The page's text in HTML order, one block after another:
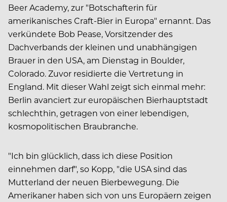
Beer Academy, zur "Botschafterin für
amerikanisches Craft-Bier in Europa" ernannt. Das
verkündete Bob Pease, Vorsitzender des
Dachverbands der kleinen und unabhängigen
Brauer in den USA, am Dienstag in Boulder,
Colorado. Zuvor residierte die Vertretung in
England. Mit dieser Wahl zeigt sich einmal mehr:
Berlin avanciert zur europäischen Bierhauptstadt
schlechthin, getragen von einer lebendigen,
kosmopolitischen Braubranche.
"Ich bin glücklich, dass ich diese Position
einnehmen darf", so Kopp, "die USA sind das
Mutterland der neuen Bierbewegung. Die
Amerikaner haben sich von uns Europäern zeigen